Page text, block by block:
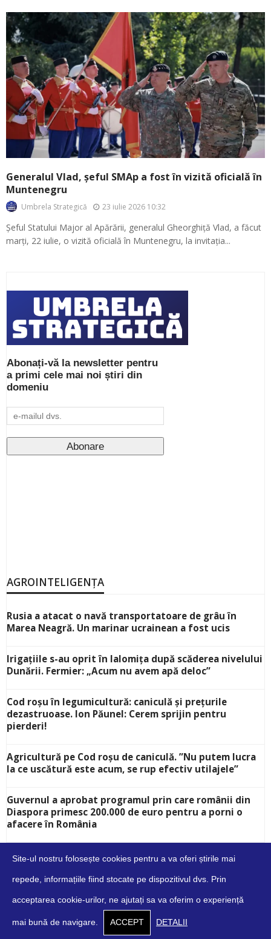
Generalul Vlad, șeful SMAp a fost în vizită oficială în
Muntenegru
Umbrela Strategică 23 iulie 2026 10:32
Șeful Statului Major al Apărării, generalul Gheorghiță Vlad, a făcut
marți, 22 iulie, o vizită oficială în Muntenegru, la invitația...
Abonați-vă la newsletter pentru
a primi cele mai noi știri din
domeniu
AGROINTELIGENȚA
Rusia a atacat o navă transportatoare de grâu în
Marea Neagră. Un marinar ucrainean a fost ucis
Irigațiile s-au oprit în Ialomița după scăderea nivelului
Dunării. Fermier: „Acum nu avem apă deloc”
Cod roșu în legumicultură: caniculă și prețurile
dezastruoase. Ion Păunel: Cerem sprijin pentru
pierderi!
Agricultură pe Cod roșu de caniculă. ”Nu putem lucra
la ce uscătură este acum, se rup efectiv utilajele”
Guvernul a aprobat programul prin care românii din
Diaspora primesc 200.000 de euro pentru a porni o
afacere în România
Despre Contact Cookies Confidențialitate
Site-ul nostru folosește cookies pentru a va oferi știrile mai
repede, informațiile fiind stocate pe dispozitivul dvs. Prin
acceptarea cookie-urilor, ne ajutați sa va oferim o experiență
mai bună de navigare. ACCEPT DETALII